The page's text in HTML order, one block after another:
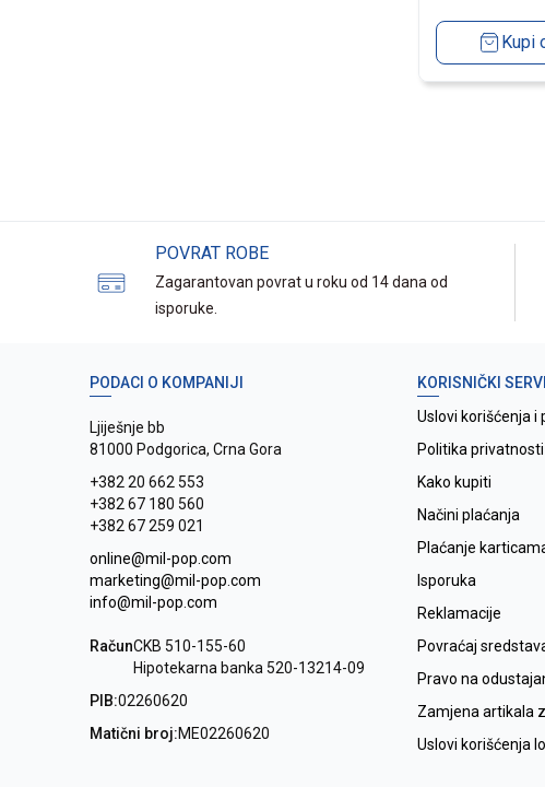
Kupi
POVRAT ROBE
Zagarantovan povrat u roku od 14 dana od
isporuke.
PODACI O KOMPANIJI
Ljiješnje bb
81000 Podgorica, Crna Gora
+382 20 662 553
+382 67 180 560
+382 67 259 021
online@mil-pop.com
marketing@mil-pop.com
info@mil-pop.com
RačunCKB 510-155-60
Hipotekarna banka 520-13214-09
PIB:02260620
Matični broj:ME02260620
KORISNIČKI
Uslovi korišćenja i
Politika privatnosti
Kako kupiti
Načini plaćanja
Plaćanje
Isporuka
Reklamacije
Povraćaj
Pravo na
Zamjena artikala
Uslovi korišćenja